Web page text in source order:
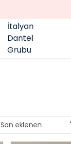
İtalyan
Dantel
Grubu
Son eklenen